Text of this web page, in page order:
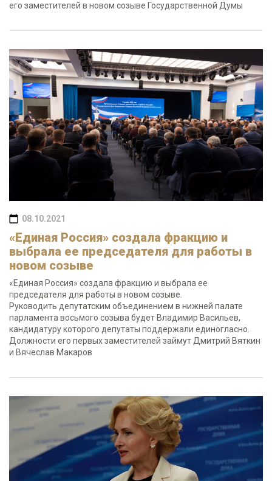
его заместителей в новом созыве Государственной Думы
08.10.2021
«Единая Россия» создала фракцию и
выбрала ее председателя для работы в
новом созыве
«Единая Россия» создала фракцию и выбрала ее
председателя для работы в новом созыве.
Руководить депутатским объединением в нижней палате
парламента восьмого созыва будет Владимир Васильев,
кандидатуру которого депутаты поддержали единогласно.
Должности его первых заместителей займут Дмитрий Вяткин
и Вячеслав Макаров